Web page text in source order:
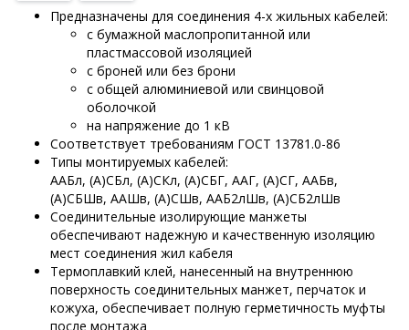
Предназначены для соединения 4-х жильных кабелей:
с бумажной маслопропитанной или
пластмассовой изоляцией
с броней или без брони
с общей алюминиевой или свинцовой
оболочкой
на напряжение до 1 кВ
Соответствует требованиям ГОСТ 13781.0-86
Типы монтируемых кабелей:
ААБл, (А)СБл, (А)СКл, (А)СБГ, ААГ, (А)СГ, ААБв,
(А)СБШв, ААШв, (А)СШв, ААБ2лШв, (А)СБ2лШв
Соединительные изолирующие манжеты
обеспечивают надежную и качественную изоляцию
мест соединения жил кабеля
Термоплавкий клей, нанесенный на внутреннюю
поверхность соединительных манжет, перчаток и
кожуха, обеспечивает полную герметичность муфты
после монтажа